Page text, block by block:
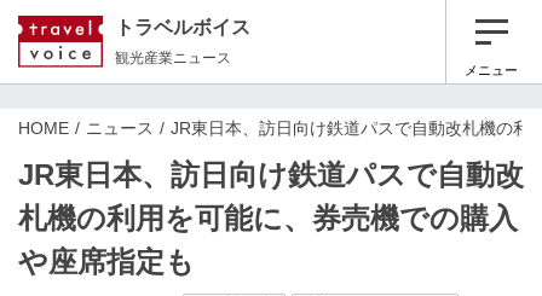
トラベルボイス
観光産業ニュース
メニュー
HOME ニュース JR東日本、訪日向け鉄道パスで自動改札機の利
JR東日本、訪日向け鉄道パスで自動改
札機の利用を可能に、券売機での購入
や座席指定も